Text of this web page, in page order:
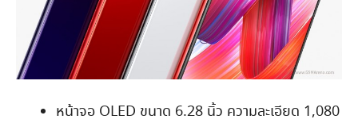
หน้าจอ OLED ขนาด 6.28 นิ้ว ความละเอียด 1,080